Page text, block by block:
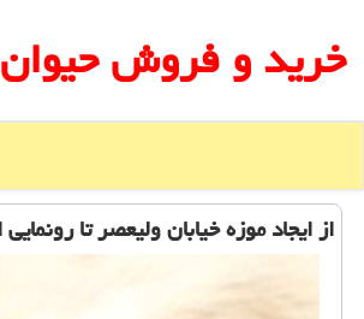
خرید و فروش
از ایجاد موزه خیابان ولیعصر تا